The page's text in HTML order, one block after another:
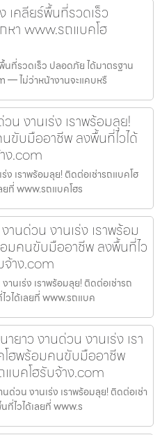
เคลียร์พื้นที่รวดเร็ว
หา www.รถแบคโฮ
นที่รวดเร็ว ปลอดภัย ได้มาตรฐาน
— ไม่ว่าหน้างานจะแคบหรื
น งานเร่ง เราพร้อมลุย!
ขับมืออาชีพ ลงพื้นที่ไวได้
ง.com
ง เราพร้อมลุย! ติดต่อเช่ารถแบคโฮ
ที่ www.รถแบคโฮร
านด่วน งานเร่ง เราพร้อม
มคนขับมืออาชีพ ลงพื้นที่ไว
าง.com
านเร่ง เราพร้อมลุย! ติดต่อเช่ารถ
ได้เลยที่ www.รถแบค
าว งานด่วน งานเร่ง เรา
ฮพร้อมคนขับมืออาชีพ
บคโฮรับจ้าง.com
วน งานเร่ง เราพร้อมลุย! ติดต่อเช่า
ไวได้เลยที่ www.ร